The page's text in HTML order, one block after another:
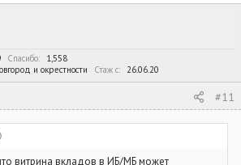
Спасибо
1,558
и окрестности Стаж c 26.06.20
#11
витрина вкладов в ИБ/МБ может